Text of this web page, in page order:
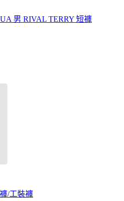
男 RIVAL TERRY 短褲
/工裝褲